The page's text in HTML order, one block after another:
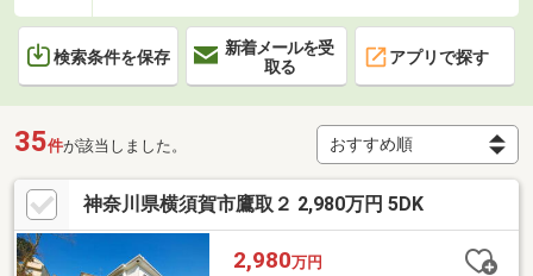
検索条件を保存
新着メールを受
取る
アプリで探す
35件が該当しました。
神奈川県横須賀市鷹取２ 2,980万円 5DK
2,980万円